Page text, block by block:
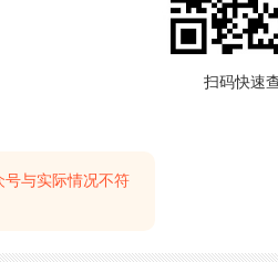
与实际情况不符
扫码快速